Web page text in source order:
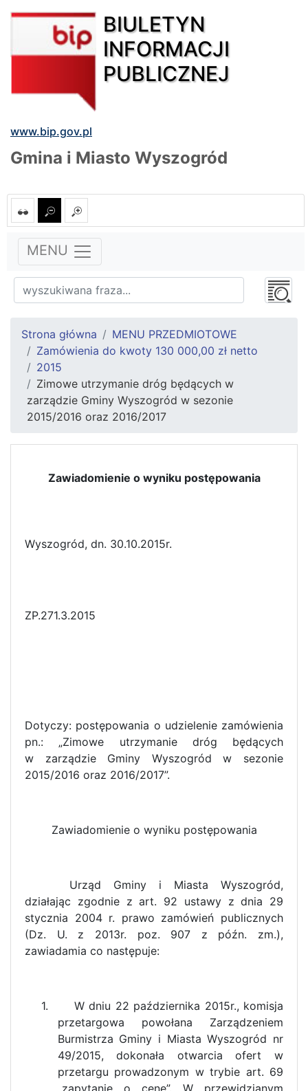
BIULETYN
INFORMACJI
PUBLICZNEJ
www.bip.gov.pl
Gmina i Miasto Wyszogród
MENU
Strona główna
MENU PRZEDMIOTOWE
Zamówienia do kwoty 130 000,00 zł netto
2015
Zimowe utrzymanie dróg będących w
zarządzie Gminy Wyszogród w sezonie
2015/2016 oraz 2016/2017
Zawiadomienie o wyniku postępowania
Wyszogród, dn. 30.10.2015r.
ZP.271.3.2015
Dotyczy: postępowania o udzielenie zamówienia
pn.: „Zimowe utrzymanie dróg będących
w zarządzie Gminy Wyszogród w sezonie
2015/2016 oraz 2016/2017”.
Zawiadomienie o wyniku postępowania
Urząd Gminy i Miasta Wyszogród,
działając zgodnie z art. 92 ustawy z dnia 29
stycznia 2004 r. prawo zamówień publicznych
(Dz. U. z 2013r. poz. 907 z późn. zm.),
zawiadamia co następuje:
1. W dniu 22 października 2015r., komisja
przetargowa powołana Zarządzeniem
Burmistrza Gminy i Miasta Wyszogród nr
49/2015, dokonała otwarcia ofert w
przetargu prowadzonym w trybie art. 69
„zapytanie o cenę”. W przewidzianym